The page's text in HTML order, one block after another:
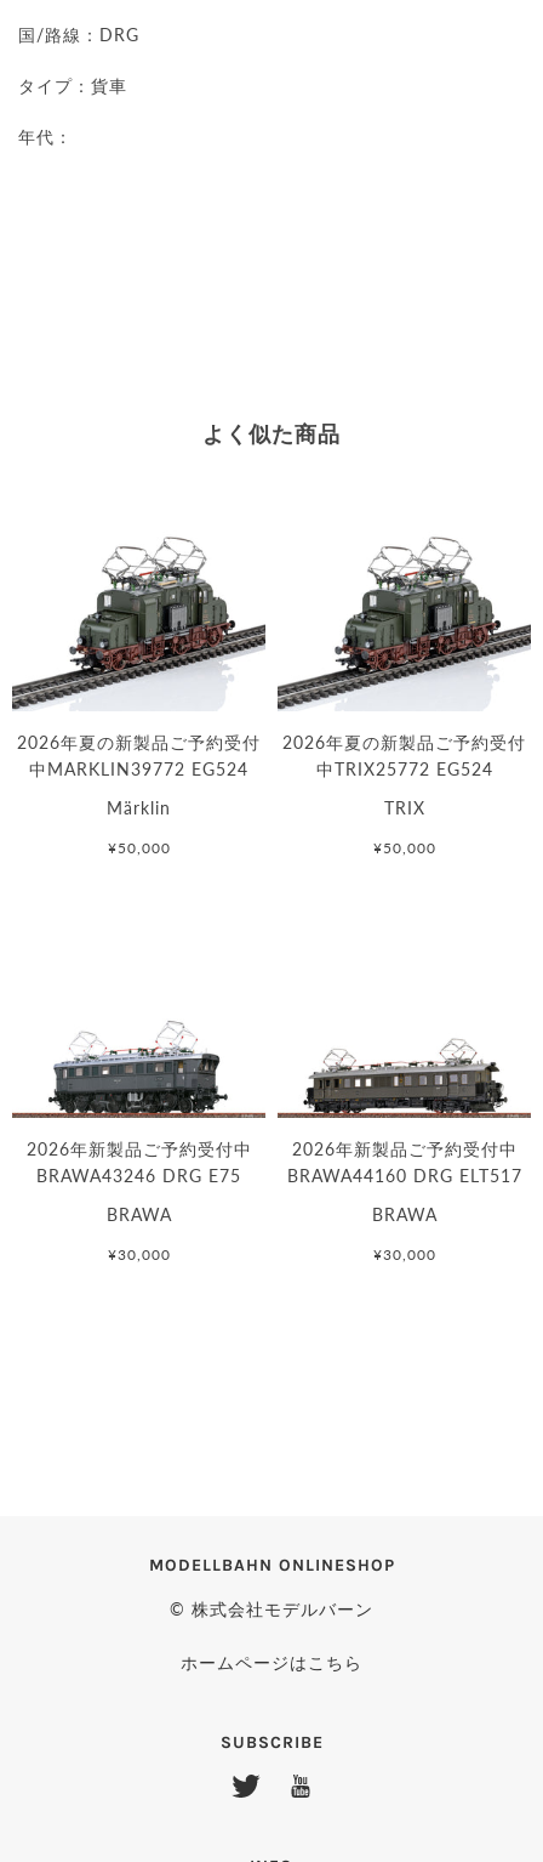
国/路線：DRG
タイプ：貨車
年代：
よく似た商品
2026年夏の新製品ご予約受付
中MARKLIN39772 EG524
Märklin
¥50,000
2026年夏の新製品ご予約受付
中TRIX25772 EG524
TRIX
¥50,000
2026年新製品ご予約受付中
BRAWA43246 DRG E75
BRAWA
¥30,000
2026年新製品ご予約受付中
BRAWA44160 DRG ELT517
BRAWA
¥30,000
MODELLBAHN ONLINESHOP
© 株式会社モデルバーン
ホームページはこちら
SUBSCRIBE